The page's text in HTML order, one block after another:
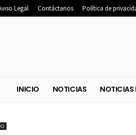
Legal Contáctanos Política de